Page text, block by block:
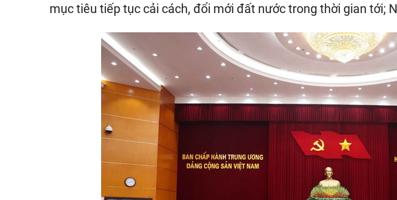
mục tiêu tiếp tục cải cách, đổi mới đất nước trong thời gian tới;